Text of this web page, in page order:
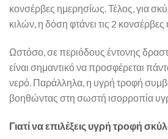
κονσέρβες ημερησίως. Τέλος, για
κιλών, η δόση φτάνει τις 2
Ωστόσο, σε περιόδους έντονης
είναι σημαντικό να προσφέρεται
νερό. Παράλληλα, η υγρή τροφή
βοηθώντας στη σωστή ισορροπία
Γιατί να επιλέξεις υγρή τροφή